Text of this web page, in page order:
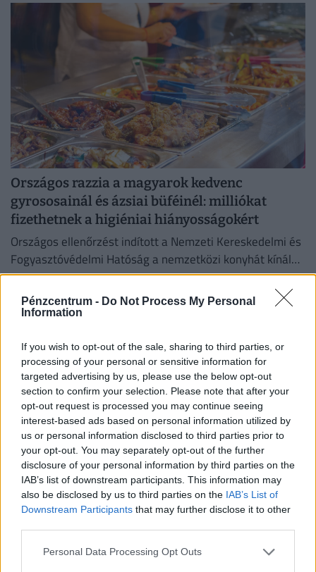
Pénzcentrum - Do Not Process My Personal
Information
If you wish to opt-out of the sale, sharing to third parties, or
processing of your personal or sensitive information for
targeted advertising by us, please use the below opt-out
section to confirm your selection. Please note that after your
opt-out request is processed you may continue seeing
interest-based ads based on personal information utilized by
us or personal information disclosed to third parties prior to
your opt-out. You may separately opt-out of the further
disclosure of your personal information by third parties on the
IAB’s list of downstream participants. This information may
also be disclosed by us to third parties on the IAB’s List of
Downstream Participants that may further disclose it to other
Personal Data Processing Opt Outs
Országos razzia a magyarok kedvenc
gyrososainál és ázsiai büféinél: milliókat
fizethetnek a higiéniai hiányosságokért
Országos ellenőrzést indított a Nemzeti Kereskedelmi és
Fogyasztóvédelmi Hatóság a nemzetközi konyhát kínáló
vendéglátóhelyeken.
Döntött a kormány: nagy változás jön a
háziorvosi rendelőkben, erre kell készülni
Délután kettőtől kormányszóvivői tájékoztatót tart
kerül a fókuszba.